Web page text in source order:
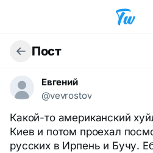
Пост
Евгений
@vevrostov
Какой-то американский
Киев и потом проехал
русских в Ирпень и Бучу.